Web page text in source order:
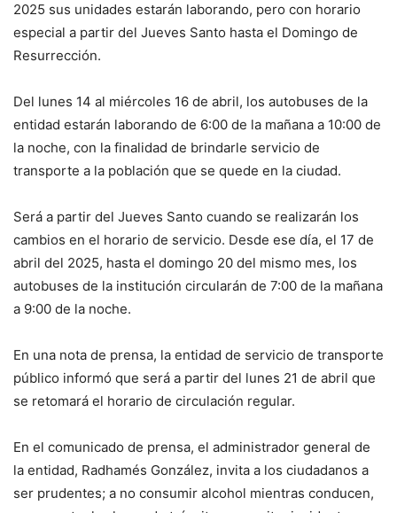
2025 sus unidades estarán laborando, pero con horario
especial a partir del Jueves Santo hasta el Domingo de
Resurrección.
Del lunes 14 al miércoles 16 de abril, los autobuses de la
entidad estarán laborando de 6:00 de la mañana a 10:00 de
la noche, con la finalidad de brindarle servicio de
transporte a la población que se quede en la ciudad.
Será a partir del Jueves Santo cuando se realizarán los
cambios en el horario de servicio. Desde ese día, el 17 de
abril del 2025, hasta el domingo 20 del mismo mes, los
autobuses de la institución circularán de 7:00 de la mañana
a 9:00 de la noche.
En una nota de prensa, la entidad de servicio de transporte
público informó que será a partir del lunes 21 de abril que
se retomará el horario de circulación regular.
En el comunicado de prensa, el administrador general de
la entidad, Radhamés González, invita a los ciudadanos a
ser prudentes; a no consumir alcohol mientras conducen,